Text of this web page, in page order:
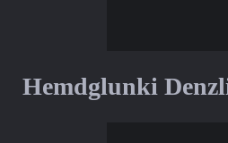
Hemdglunki